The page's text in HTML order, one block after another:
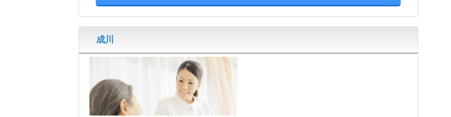
成川